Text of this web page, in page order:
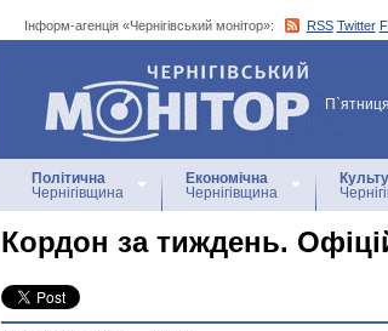
Інформ-агенція «Чернігівський монітор»: RSS Twitter
Інформ-агенція
«Чернігівський монітор»
Політична
Чернігівщина
Економічна
Чернігівщина
Кордон за тиждень.